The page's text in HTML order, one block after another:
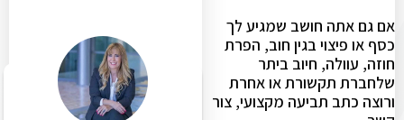
אם גם אתה חושב שמגיע לך
כסף או פיצוי בגין חוב, הפרת
חוזה, עוולה, חיוב ביתר
שלחברת תקשורת או אחרת
ורוצה כתב תביעה מקצועי, צור